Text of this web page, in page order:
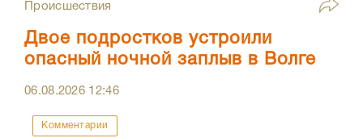
Происшествия
Двое подростков устроили
опасный ночной заплыв в Волге
06.08.2026 12:46
Комментарии